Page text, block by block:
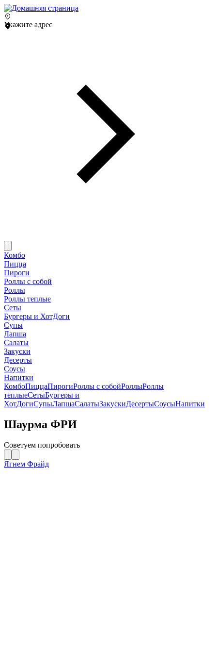
Укажите адрес
Комбо
Пицца
Пироги
Роллы с собой
Роллы
Роллы теплые
Сеты
Бургеры и ХотДоги
Супы
Лапша
Салаты
Закуски
Десерты
Соусы
Напитки
КомбоПиццаПирогиРоллы с собойРоллыРоллы
теплыеСетыБургеры и
ХотДогиСупыЛапшаСалатыЗакускиДесертыСоусыНапитки
Шаурма ФРИ
Советуем попробовать
Ягнем Фрайд